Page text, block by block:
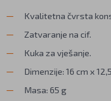
Kvalitetna čvrsta
Zatvaranje na cif.
Kuka za vješanje.
Dimenzije: 16 cm x
Masa: 65 g